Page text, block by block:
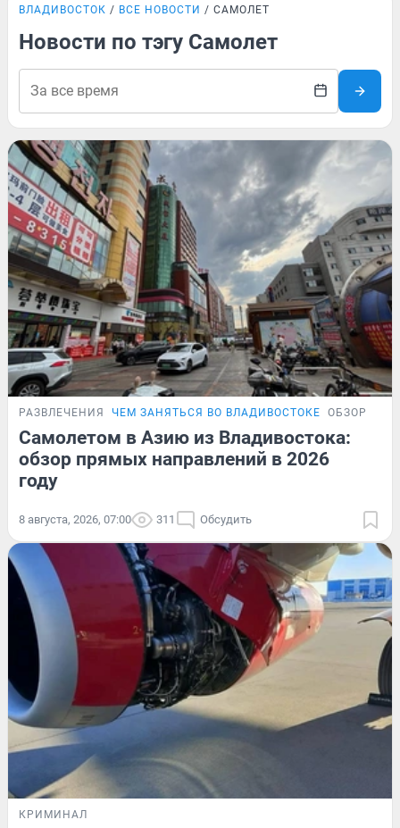
ВЛАДИВОСТОК ВСЕ НОВОСТИ САМОЛЕТ
Новости по тэгу Самолет
РАЗВЛЕЧЕНИЯ ЧЕМ ЗАНЯТЬСЯ ВО ВЛАДИВОСТОКЕ ОБЗОР
Самолетом в Азию из Владивостока:
обзор прямых направлений в 2026
году
8 августа, 2026, 07:00 311 Обсудить
КРИМИНАЛ